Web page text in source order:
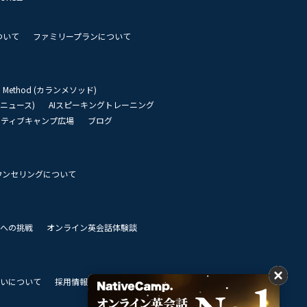
いて ファミリープランについて
Method (カランメソッド)
ュース)
AIスピーキングトレーニング
ィブキャンプ広場
ブログ
セリングについて
の挑戦 オンライン英会話体験談
について 採用情報 私達のビジョン